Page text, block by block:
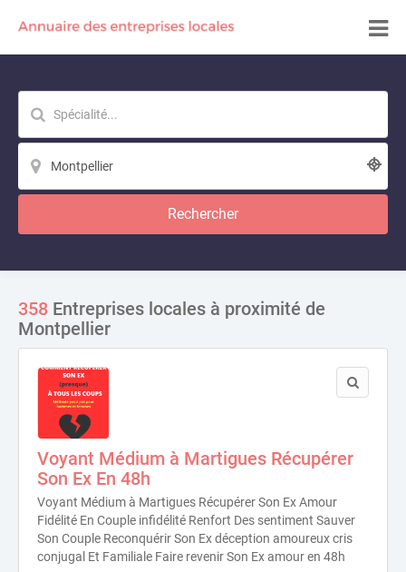
Rechercher
358 Entreprises locales à proximité de
Montpellier
Voyant Médium à Martigues Récupérer
Son Ex En 48h
Voyant Médium à Martigues Récupérer Son Ex Amour
Fidélité En Couple infidélité Renfort Des sentiment Sauver
Son Couple Reconquérir Son Ex déception amoureux cris
conjugal Et Familiale Faire revenir Son Ex amour en 48h